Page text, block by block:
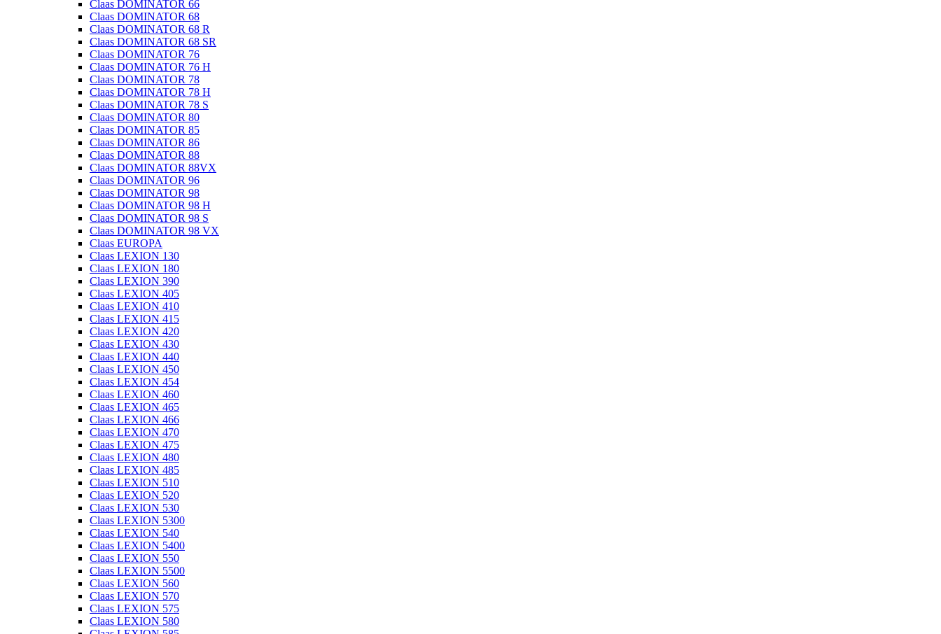
Claas DOMINATOR 66
Claas DOMINATOR 68
Claas DOMINATOR 68 R
Claas DOMINATOR 68 SR
Claas DOMINATOR 76
Claas DOMINATOR 76 H
Claas DOMINATOR 78
Claas DOMINATOR 78 H
Claas DOMINATOR 78 S
Claas DOMINATOR 80
Claas DOMINATOR 85
Claas DOMINATOR 86
Claas DOMINATOR 88
Claas DOMINATOR 88VX
Claas DOMINATOR 96
Claas DOMINATOR 98
Claas DOMINATOR 98 H
Claas DOMINATOR 98 S
Claas DOMINATOR 98 VX
Claas EUROPA
Claas LEXION 130
Claas LEXION 180
Claas LEXION 390
Claas LEXION 405
Claas LEXION 410
Claas LEXION 415
Claas LEXION 420
Claas LEXION 430
Claas LEXION 440
Claas LEXION 450
Claas LEXION 454
Claas LEXION 460
Claas LEXION 465
Claas LEXION 466
Claas LEXION 470
Claas LEXION 475
Claas LEXION 480
Claas LEXION 485
Claas LEXION 510
Claas LEXION 520
Claas LEXION 530
Claas LEXION 5300
Claas LEXION 540
Claas LEXION 5400
Claas LEXION 550
Claas LEXION 5500
Claas LEXION 560
Claas LEXION 570
Claas LEXION 575
Claas LEXION 580